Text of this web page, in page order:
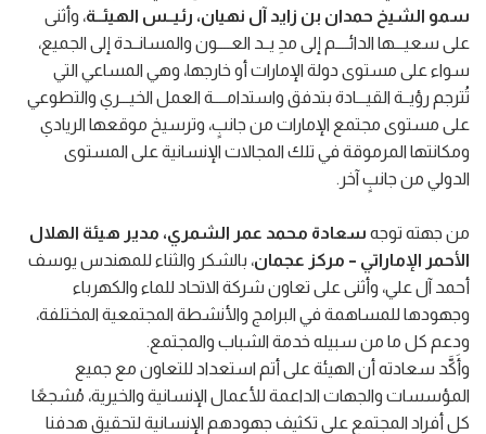
سمو الشيخ حمدان بن زايد آل نهيان، رئيــس الهيئــة، وأثنى
على سعيـــها الدائــــم إلى مدِ يــد العــــون والمسانــدة إلى الجميع،
سواء على مستوى دولة الإمارات أو خارجها، وهي المساعي التي
تُترجم رؤيــة القيـــادة بتدفق واستدامــــة العمل الخيـــري والتطوعي
على مستوى مجتمع الإمارات من جانبٍ، وترسيخ موقعها الريادي
ومكانتها المرموقة في تلك المجالات الإنسانية على المستوى
الدولي من جانبٍ آخر.
من جهته توجه سعادة محمد عمر الشمري، مدير هيئة الهلال
الأحمر الإماراتي – مركز عجمان، بالشكر والثناء للمهندس يوسف
أحمد آل علي، وأثنى على تعاون شركة الاتحاد للماء والكهرباء
وجهودها للمساهمة في البرامج والأنشطة المجتمعية المختلفة،
ودعم كل ما من سبيله خدمة الشباب والمجتمع.
وأَكَّد سعادته أن الهيئة على أتم استعداد للتعاون مع جميع
المؤسسات والجهات الداعمة للأعمال الإنسانية والخيرية، مُشجعًا
كل أفراد المجتمع على تكثيف جهودهم الإنسانية لتحقيق هدفنا